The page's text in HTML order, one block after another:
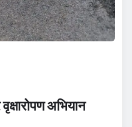
अभियान